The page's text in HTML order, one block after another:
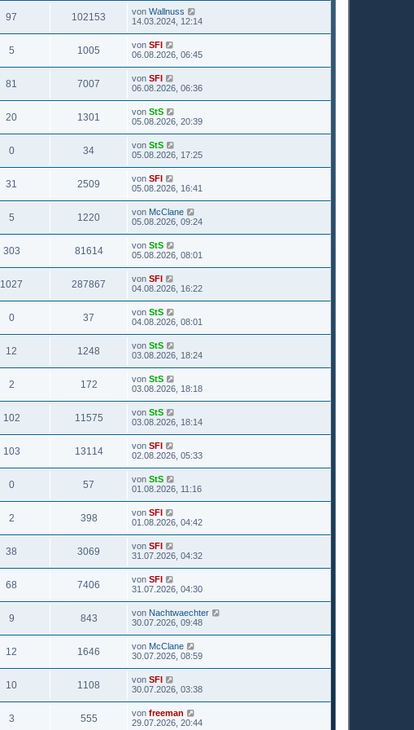
97 102153 von Wallnuss
14.03.2024, 12:14
5 1005 von SFI
06.08.2026, 06:45
81 7007 von SFI
06.08.2026, 06:36
20 1301 von StS
05.08.2026, 20:39
0 34 von StS
05.08.2026, 17:25
31 2509 von SFI
05.08.2026, 16:41
5 1220 von McClane
05.08.2026, 09:24
303 81614 von StS
05.08.2026, 08:01
1027 287867 von SFI
04.08.2026, 16:22
0 37 von StS
04.08.2026, 08:01
12 1248 von StS
03.08.2026, 18:24
2 172 von StS
03.08.2026, 18:18
102 11575 von StS
03.08.2026, 18:14
103 13114 von SFI
02.08.2026, 05:33
0 57 von StS
01.08.2026, 11:16
2 398 von SFI
01.08.2026, 04:42
38 3069 von SFI
31.07.2026, 04:32
68 7406 von SFI
31.07.2026, 04:30
9 843 von Nachtwaechter
30.07.2026, 09:48
12 1646 von McClane
30.07.2026, 08:59
10 1108 von SFI
30.07.2026, 03:38
3 555 von freeman
29.07.2026, 20:44